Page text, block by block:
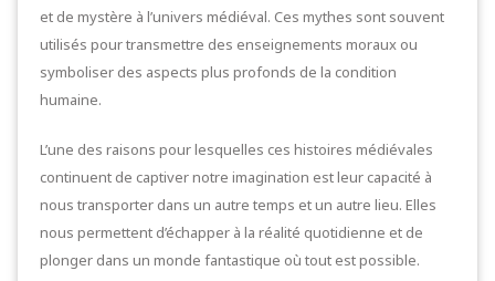
et de mystère à l’univers médiéval. Ces mythes sont souvent
utilisés pour transmettre des enseignements moraux ou
symboliser des aspects plus profonds de la condition
humaine.
L’une des raisons pour lesquelles ces histoires médiévales
continuent de captiver notre imagination est leur capacité à
nous transporter dans un autre temps et un autre lieu. Elles
nous permettent d’échapper à la réalité quotidienne et de
plonger dans un monde fantastique où tout est possible.